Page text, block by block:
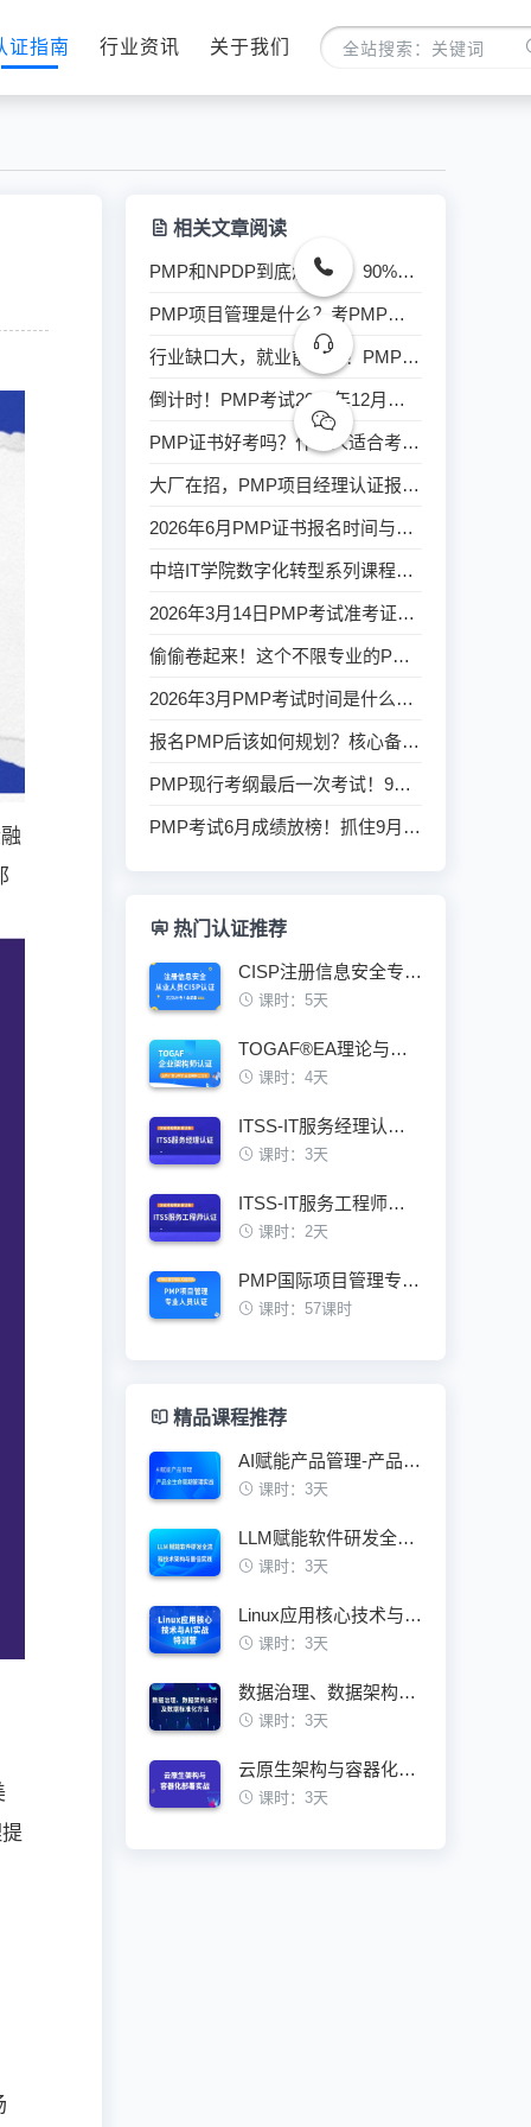
证指南 行业资讯 关于我们
相关文章阅读
PMP和NPDP到底怎么选？90%的产品经理都选错了！
PMP项目管理是什么？考PMP证书有哪些用处？
行业缺口大，就业前景广！PMP项目经理认证火热开班！
倒计时！PMP考试2026年12月改版确认，6项核心变动如何影响你的通过率？
PMP证书好考吗？什么人适合考呢？
大厂在招，PMP项目经理认证报名开始啦！不限户籍！
2026年6月PMP证书报名时间与报名流程解析
中培IT学院数字化转型系列课程，助您领跑数字时代
2026年3月14日PMP考试准考证下载通道即将开启，这些细节关乎成败！
偷偷卷起来！这个不限专业的PMP证书，宅家就能学！
2026年3月PMP考试时间是什么时候？该如何备考？
报名PMP后该如何规划？核心备考方向一次性讲清
PMP现行考纲最后一次考试！9月12日开考，现在备考来得及吗？
PMP考试6月成绩放榜！抓住9月旧考纲最后机会，附备考时间表
热门认证推荐
CISP注册信息安全专业人员认证培训班
课时：5天
TOGAF®EA理论与实践鉴定级认证培训班
课时：4天
ITSS-IT服务经理认证培训班
课时：3天
ITSS-IT服务工程师认证培训班
课时：2天
PMP国际项目管理专业人员资格认证培训班
课时：57课时
精品课程推荐
AI赋能产品管理-产品全生命周期管理实战
课时：3天
LLM赋能软件研发全流程技术架构与最佳实践
课时：3天
Linux应用核心技术与AI实战特训营
课时：3天
数据治理、数据架构设计及数据标准化方法
课时：3天
云原生架构与容器化部署实战训练营
课时：3天